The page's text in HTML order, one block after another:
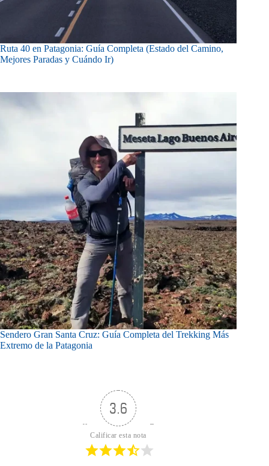
Ruta 40 en Patagonia: Guía Completa (Estado del Camino,
Mejores Paradas y Cuándo Ir)
Sendero Gran Santa Cruz: Guía Completa del Trekking Más
Extremo de la Patagonia
3.6
Calificar esta nota